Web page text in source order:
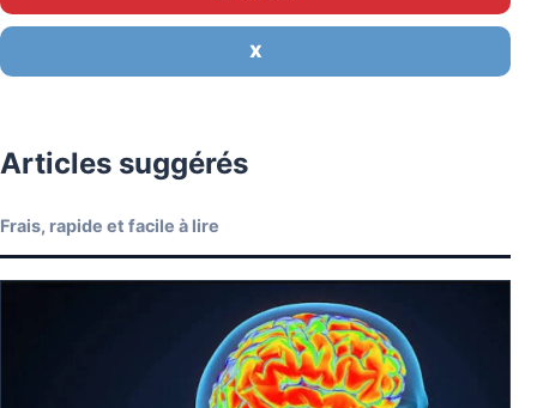
X
Articles suggérés
Frais, rapide et facile à lire